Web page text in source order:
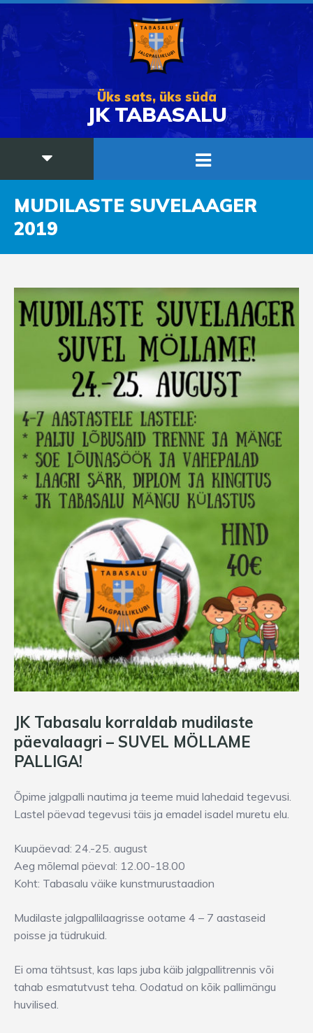
Üks sats, üks süda
JK TABASALU
MUDILASTE SUVELAAGER
2019
JK Tabasalu korraldab mudilaste
päevalaagri – SUVEL MÖLLAME
PALLIGA!
Õpime jalgpalli nautima ja teeme muid lahedaid tegevusi.
Lastel päevad tegevusi täis ja emadel isadel muretu elu.
Kuupäevad: 24.-25. august
Aeg mõlemal päeval: 12.00-18.00
Koht: Tabasalu väike kunstmurustaadion
Mudilaste jalgpallilaagrisse ootame 4 – 7 aastaseid
poisse ja tüdrukuid.
Ei oma tähtsust, kas laps juba käib jalgpallitrennis või
tahab esmatutvust teha. Oodatud on kõik pallimängu
huvilised.